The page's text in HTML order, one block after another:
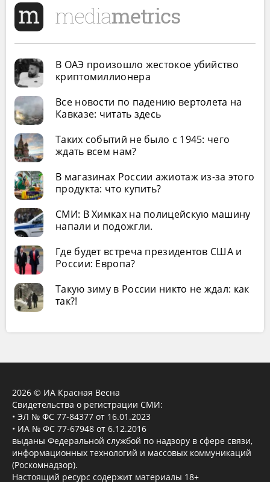
В ОАЭ произошло жестокое убийство
криптомиллионера
Все новости по падению вертолета на
Кавказе: читать здесь
Таких событий не было с 1945: чего
ждать всем нам?
В магазинах России ажиотаж из-за этого
продукта: что купить?
СМИ: В Химках на полицейскую машину
напали и подожгли.
Где будет встреча президентов США и
России: Европа?
Такую зиму в России никто не ждал: как
так?!
2026 © ИА Красная Весна
Свидетельства о регистрации СМИ:
• ЭЛ № ФС 77-84377 от 16.01.2023
• ИА № ФС 77-67948 от 6.12.2016
выданы Федеральной службой по надзору в сфере связи,
информационных технологий и массовых коммуникаций
(Роскомнадзор).
Настоящий ресурс содержит материалы 18+